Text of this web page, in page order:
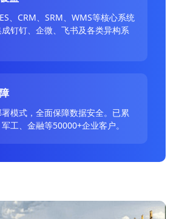
、CRM、SRM、WMS等核心系统
钉钉、企微、飞书及各类异构系
模式，全面保障数据安全。已累
工、金融等50000+企业客户。